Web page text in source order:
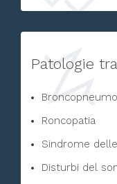
Patologie
Roncopatia
Sindrome
Disturbi del